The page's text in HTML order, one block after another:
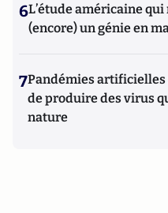
6L’étude américaine qui
(encore) un génie en
7Pandémies artificielles
de produire des virus
nature